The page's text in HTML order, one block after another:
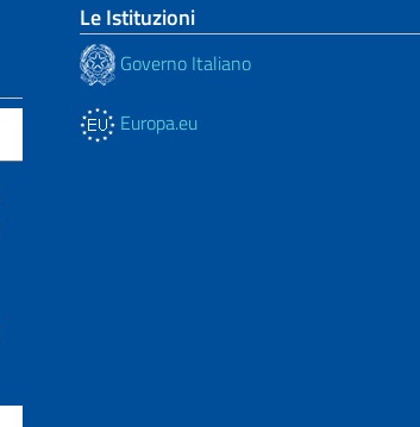
Le Istituzioni
Governo Italiano
Europa.eu